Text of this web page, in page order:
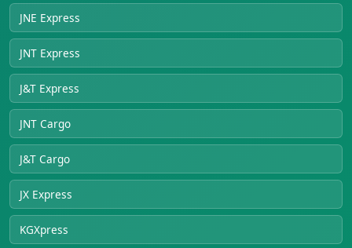
JNE Express
JNT Express
J&T Express
JNT Cargo
J&T Cargo
JX Express
KGXpress